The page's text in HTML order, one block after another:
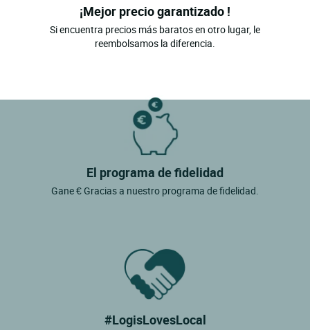
¡Mejor precio garantizado !
Si encuentra precios más baratos en otro lugar, le
reembolsamos la diferencia.
El programa de fidelidad
Gane € Gracias a nuestro programa de fidelidad.
#LogisLovesLocal